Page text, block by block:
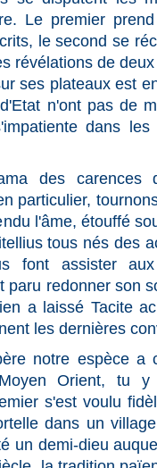
Le premier
le second se
révélations de
ses plateaux est
n'ont pas de
dans
des carences
particulier,
l'âme, étouffé
tous nés des
font assister
paru redonner son
a laissé Tacite
les dernières
notre espèce a
Orient, tu y
s'est voulu
dans un
un demi-dieu